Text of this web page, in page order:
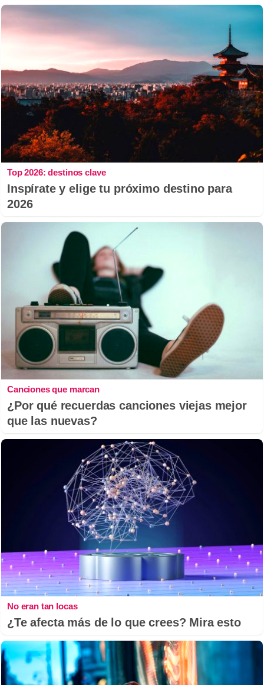
Top 2026: destinos clave
Inspírate y elige tu próximo destino para
2026
Canciones que marcan
¿Por qué recuerdas canciones viejas mejor
que las nuevas?
No eran tan locas
¿Te afecta más de lo que crees? Mira esto